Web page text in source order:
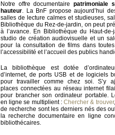
Notre offre documentaire patrimoniale
hauteur. La BnF propose aujourd’hui
salles de lecture calmes et studieuses,
Bibliothèque du Rez-de-jardin, on peut
à l’avance. En Bibliothèque du Haut-
studio de création audiovisuelle et un
pour la consultation de films dans
l’accessibilité et l’accueil des publics
La bibliothèque est dotée
d’internet, de ports USB et de logiciels
pour travailler comme chez soi. S’y
places connectées au réseau internet
pour brancher son ordinateur portable.
en ligne se multiplient :Chercher & trouver
de recherche sont les derniers nés des
la recherche documentaire en ligne
bibliothécaires.